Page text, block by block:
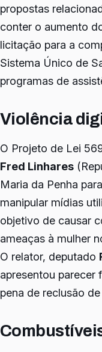
propostas
conter o aumento
licitação para a
Sistema Único de
programas de
Violência
O Projeto de Lei
Fred Linhares
Maria da Penha
manipular mídias
objetivo de causar
ameaças à mulher
O relator, deputado
apresentou parecer
pena de reclusão